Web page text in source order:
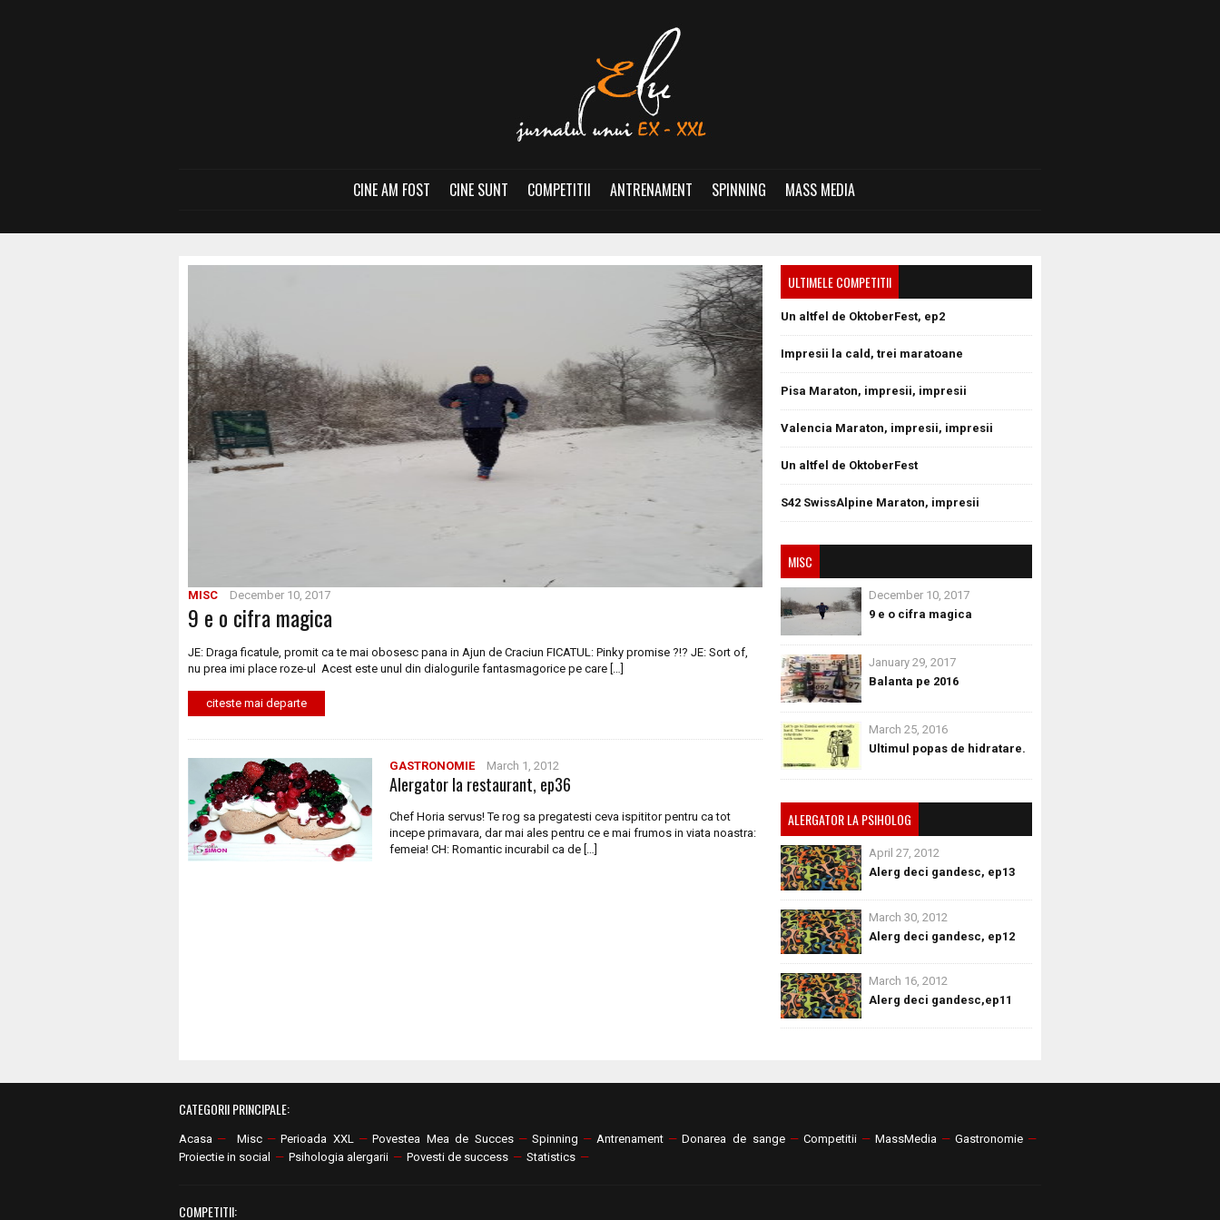
CINE AM FOST CINE SUNT COMPETITII ANTRENAMENT SPINNING MASS MEDIA
MISC December 10, 2017
9 e o cifra magica
JE: Draga ficatule, promit ca te mai obosesc pana in Ajun de Craciun FICATUL: Pinky promise ?!? JE: Sort of,
nu prea imi place roze-ul Acest este unul din dialogurile fantasmagorice pe care […]
citeste mai departe
GASTRONOMIE March 1, 2012
Alergator la restaurant, ep36
Chef Horia servus! Te rog sa pregatesti ceva ispititor pentru ca tot
incepe primavara, dar mai ales pentru ce e mai frumos in viata noastra:
femeia! CH: Romantic incurabil ca de […]
ULTIMELE COMPETITII
Un altfel de OktoberFest, ep2
Impresii la cald, trei maratoane
Pisa Maraton, impresii, impresii
Valencia Maraton, impresii, impresii
Un altfel de OktoberFest
S42 SwissAlpine Maraton, impresii
MISC
December 10, 2017
9 e o cifra magica
January 29, 2017
Balanta pe 2016
March 25, 2016
Ultimul popas de hidratare.
ALERGATOR LA PSIHOLOG
April 27, 2012
Alerg deci gandesc, ep13
March 30, 2012
Alerg deci gandesc, ep12
March 16, 2012
Alerg deci gandesc,ep11
CATEGORII PRINCIPALE:
Acasa — Misc — Perioada XXL — Povestea Mea de Succes — Spinning — Antrenament — Donarea de sange — Competitii — MassMedia — Gastronomie —
Proiectie in social
— Psihologia alergarii — Povesti de success — Statistics —
COMPETITII: